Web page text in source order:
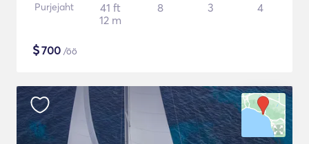
Purjejaht
41 ft
12 m
8 3 4
$700 /öö